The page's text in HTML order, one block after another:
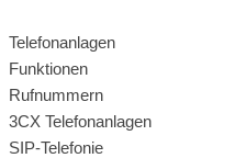
Telefonanlagen
Funktionen
Rufnummern
3CX Telefonanlagen
SIP-Telefonie